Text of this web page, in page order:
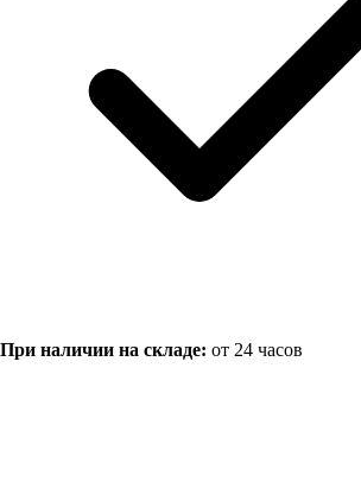
При наличии на складе: от 24 часов